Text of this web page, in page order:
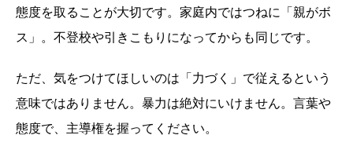
態度を取ることが大切です。家庭内ではつねに「親がボ
ス」。不登校や引きこもりになってからも同じです。
ただ、気をつけてほしいのは「力づく」で従えるという
意味ではありません。暴力は絶対にいけません。言葉や
態度で、主導権を握ってください。